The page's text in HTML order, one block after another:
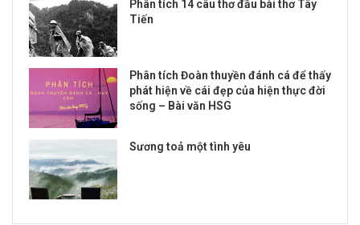
Phân tích 14 câu thơ đầu bài thơ Tây
Tiến
Phân tích Đoàn thuyền đánh cá để thấy
phát hiện về cái đẹp của hiện thực đời
sống – Bài văn HSG
Sương toả một tình yêu